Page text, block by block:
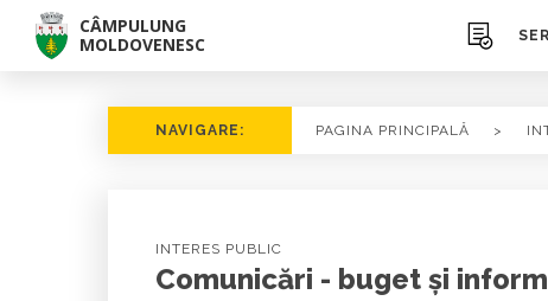
CÂMPULUNG
MOLDOVENESC
NAVIGARE: PAGINA PRINCIPALĂ >
INTERES PUBLIC
Comunicări - buget și